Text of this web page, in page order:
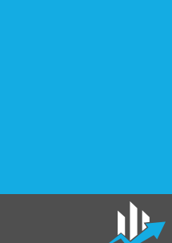
fat melter pill
pills reviews
weight loss